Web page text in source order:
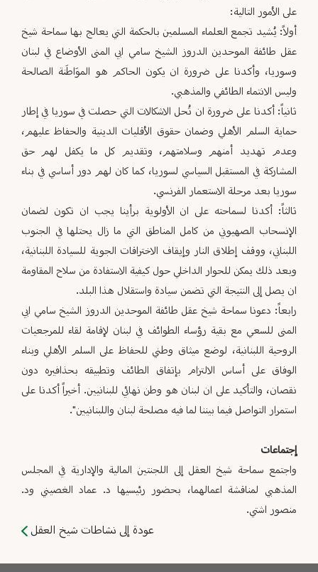
على الأمور التالية:
أولاً: يُشيد تجمع العلماء المسلمين بالحكمة التي يعالج بها سماحة شيخ
عقل طائفة الموحدين الدروز الشيخ سامي ابي المنى الأوضاع في لبنان
وسوريا، وأكدنا على ضرورة ان يكون الحاكم هو الموَاطَنة الصالحة
وليس الانتماء الطائفي والمذهبي.
ثانياً: أكدنا على ضرورة ان تُحل الاشكالات التي حصلت في سوريا في إطار
حماية السلم الأهلي وضمان حقوق الأقليات الدينية والحفاظ عليهم،
وعدم تهديد أمنهم وسلامتهم، وتقديم كل ما يكفل لهم حق
المشاركة في المستقبل السياسي لسوريا، كما كان لهم دور أساسي في بناء
سوريا بعد مرحلة الاستعمار الفرنسي.
ثالثاً: أكدنا لسماحته على ان الأولوية برأينا يجب ان تكون لضمان
الإنسحاب الصهيوني من كامل المناطق التي ما زال يحتلها في الجنوب
اللبناني، ووقف إطلاق النار وإيقاف الاختراقات الجوية للسيادة اللبنانية،
وبعد ذلك يمكن للحوار الداخلي حول كيفية الاستفادة من سلاح المقاومة
ان يصل إلى النتيجة التي تضمن سيادة واستقلال هذا البلد.
رابعاً: دعونا سماحة شيخ عقل طائفة الموحدين الدروز الشيخ سامي ابي
المنى للسعي مع بقية رؤساء الطوائف في لبنان لإقامة لقاء للمرجعيات
الروحية اللبنانية، لوضع ميثاق وطني للحفاظ على السلم الأهلي وبناء
الوفاق على أساس الالتزام بإتفاق الطائف وتطبيقه بحذافيره دون
نقصان، والتأكيد على ان لبنان هو وطن نهائي للبنانيين. أخيراً أكدنا على
استمرار التواصل فيما بيننا لما فيه مصلحة لبنان واللبنانيين".
إجتماعات
واجتمع سماحة شيخ العقل إلى اللجنتين المالية والإدارية في المجلس
المذهبي لمناقشة اعمالهما، بحضور رئيسيها د. عماد الغصيني ود.
منصور اشتي.
عودة إلى نشاطات شيخ العقل